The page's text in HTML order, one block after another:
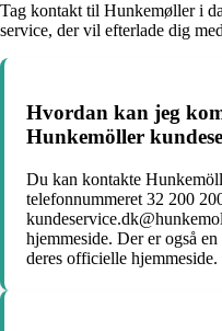
Tag kontakt til Hunkemøller i
service, der vil efterlade dig
Hvordan kan jeg
Hunkemöller
Du kan kontakte
telefonnummeret 32 200
hjemmeside. Der er også
deres officielle hjemmeside.